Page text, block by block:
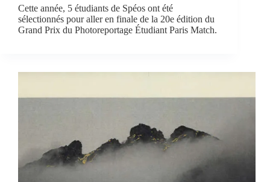
Cette année, 5 étudiants de Spéos ont été
sélectionnés pour aller en finale de la 20e édition du
Grand Prix du Photoreportage Étudiant Paris Match.